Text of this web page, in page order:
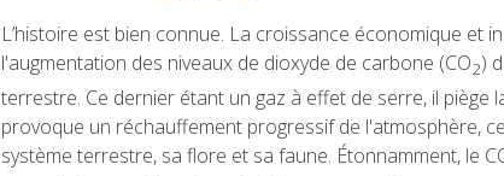
L’histoire est bien connue. La croissance économique et
l'augmentation des niveaux de dioxyde de carbone (CO2)
terrestre. Ce dernier étant un gaz à effet de serre, il piège
provoque un réchauffement progressif de l'atmosphère,
système terrestre, sa flore et sa faune. Étonnamment, le